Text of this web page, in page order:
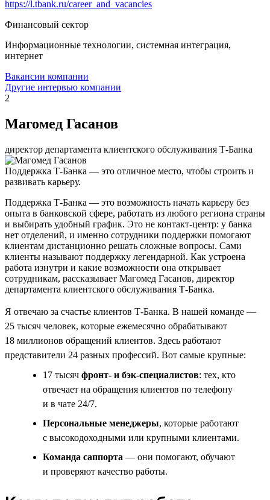
https://l.tbank.ru/career_and_vacancies
Финансовый сектор
Информационные технологии, системная интеграция,
интернет
Вакансии компании
Другие интервью компании
2
Магомед Гасанов
директор департамента клиентского обслуживания Т-Банка
Поддержка Т-Банка — это отличное место, чтобы строить и
развивать карьеру.
Поддержка Т-Банка — это возможность начать карьеру без
опыта в банковской сфере, работать из любого региона страны
и выбирать удобный график. Это не контакт-центр: у банка
нет отделений, и именно сотрудники поддержки помогают
клиентам дистанционно решать сложные вопросы. Сами
клиенты называют поддержку легендарной. Как устроена
работа изнутри и какие возможности она открывает
сотрудникам, рассказывает Магомед Гасанов, директор
департамента клиентского обслуживания Т-Банка.
Я отвечаю за счастье клиентов Т-Банка. В нашей команде —
25 тысяч человек, которые ежемесячно обрабатывают
18 миллионов обращений клиентов. Здесь работают
представители 24 разных профессий. Вот самые крупные:
17 тысяч фронт- и бэк-специалистов: тех, кто
отвечает на обращения клиентов по телефону
и в чате 24/7.
Персональные менеджеры, которые работают
с высокодоходными или крупными клиентами.
Команда саппорта — они помогают, обучают
и проверяют качество работы.